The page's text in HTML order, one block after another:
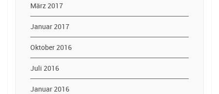
März 2017
Januar 2017
Oktober 2016
Juli 2016
Januar 2016